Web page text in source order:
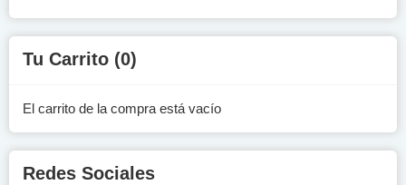
Tu Carrito (0)
El carrito de la compra está vacío
Redes Sociales